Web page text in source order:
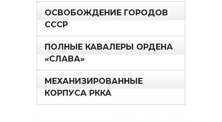
ОСВОБОЖДЕНИЕ ГОРОДОВ
СССР
ПОЛНЫЕ КАВАЛЕРЫ ОРДЕНА
«СЛАВА»
МЕХАНИЗИРОВАННЫЕ
КОРПУСА РККА